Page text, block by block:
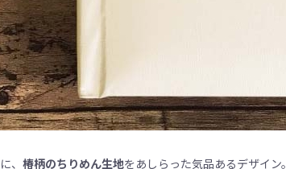
に、 椿柄のちりめん生地をあしらった気品あるデザイン。